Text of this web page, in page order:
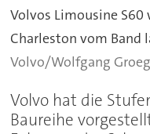
Volvos Limousine
Charleston vom Band
Volvo/Wolfgang
Volvo hat die
Baureihe